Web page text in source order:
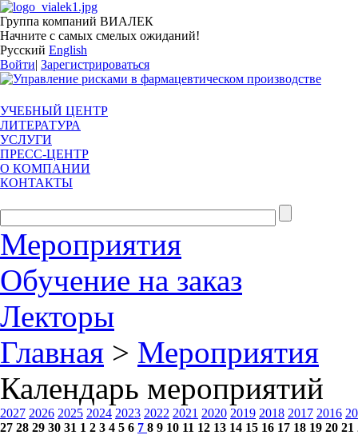
Группа компаний ВИАЛЕК
Начните с самых смелых ожиданий!
Русский English
Войти| Зарегистрироваться
УЧЕБНЫЙ ЦЕНТР
ЛИТЕРАТУРА
УСЛУГИ
ПРЕСС-ЦЕНТР
О КОМПАНИИ
КОНТАКТЫ
Мероприятия
Обучение на заказ
Лекторы
Главная > Мероприятия
Календарь мероприятий
2027 2026 2025 2024 2023 2022 2021 2020 2019 2018 2017 2016
27 28 29 30 31 1 2 3 4 5 6 7 8 9 10 11 12 13 14 15 16 17 18 19 20 21